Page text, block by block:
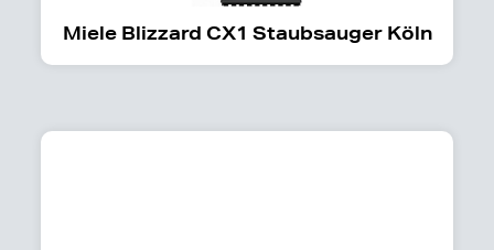
Miele Blizzard CX1 Staubsauger Köln